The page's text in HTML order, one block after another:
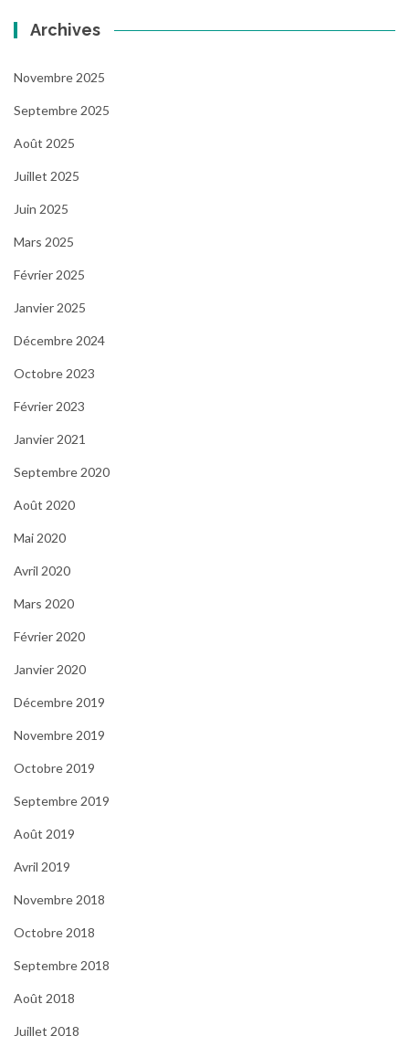
Archives
Novembre 2025
Septembre 2025
Août 2025
Juillet 2025
Juin 2025
Mars 2025
Février 2025
Janvier 2025
Décembre 2024
Octobre 2023
Février 2023
Janvier 2021
Septembre 2020
Août 2020
Mai 2020
Avril 2020
Mars 2020
Février 2020
Janvier 2020
Décembre 2019
Novembre 2019
Octobre 2019
Septembre 2019
Août 2019
Avril 2019
Novembre 2018
Octobre 2018
Septembre 2018
Août 2018
Juillet 2018